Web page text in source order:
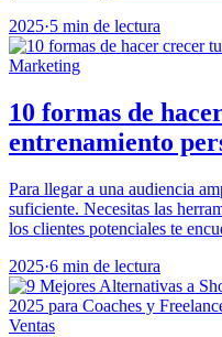
2025·5 min de lectura
Marketing
10 formas de
entrenamiento
Para llegar a una audiencia
suficiente. Necesitas las
los clientes potenciales te
2025·6 min de lectura
Ventas